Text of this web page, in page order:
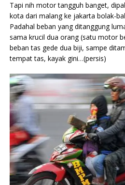
Tapi nih motor tangguh banget,
kota dari malang ke jakarta bolak-
Padahal beban yang ditanggung
sama krucil dua orang (satu motor
beban tas gede dua biji, sampe
tempat tas, kayak gini…(persis)